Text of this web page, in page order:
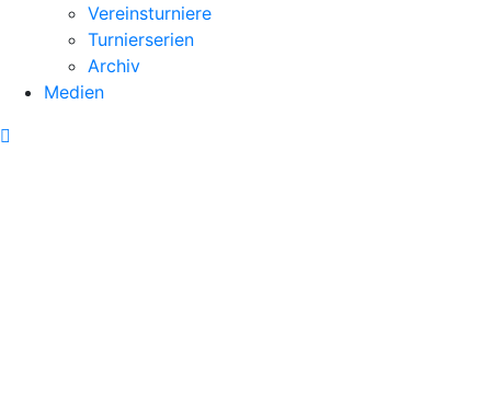
Vereinsturniere
Turnierserien
Archiv
Medien